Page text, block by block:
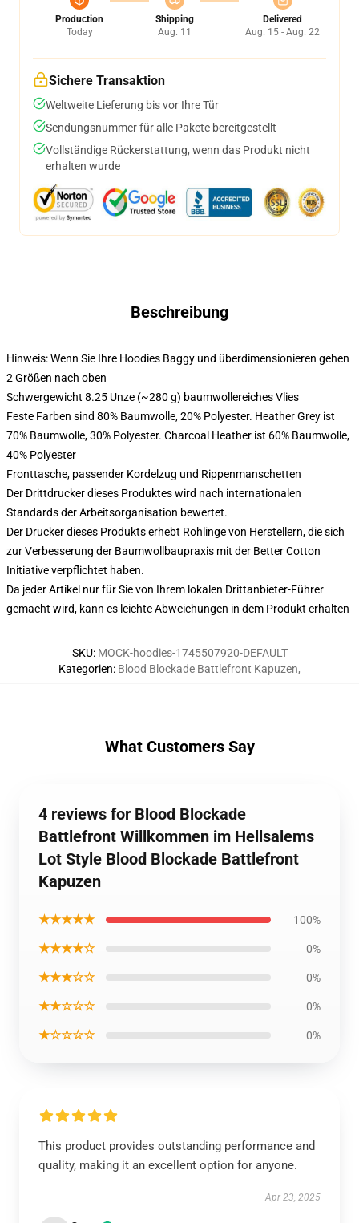
Production
Today
Shipping
Aug. 11
Delivered
Aug. 15 - Aug. 22
Sichere Transaktion
Weltweite Lieferung bis vor Ihre Tür
Sendungsnummer für alle Pakete bereitgestellt
Vollständige Rückerstattung, wenn das Produkt nicht
erhalten wurde
Beschreibung
Hinweis: Wenn Sie Ihre Hoodies Baggy und überdimensionieren gehen
2 Größen nach oben
Schwergewicht 8.25 Unze (~280 g) baumwollereiches Vlies
Feste Farben sind 80% Baumwolle, 20% Polyester. Heather Grey ist
70% Baumwolle, 30% Polyester. Charcoal Heather ist 60% Baumwolle,
40% Polyester
Fronttasche, passender Kordelzug und Rippenmanschetten
Der Drittdrucker dieses Produktes wird nach internationalen
Standards der Arbeitsorganisation bewertet.
Der Drucker dieses Produkts erhebt Rohlinge von Herstellern, die sich
zur Verbesserung der Baumwollbaupraxis mit der Better Cotton
Initiative verpflichtet haben.
Da jeder Artikel nur für Sie von Ihrem lokalen Drittanbieter-Führer
gemacht wird, kann es leichte Abweichungen in dem Produkt erhalten
SKU: MOCK-hoodies-1745507920-DEFAULT
Kategorien: Blood Blockade Battlefront Kapuzen,
What Customers Say
4 reviews for Blood Blockade
Battlefront Willkommen im Hellsalems
Lot Style Blood Blockade Battlefront
Kapuzen
★★★★★ 100%
★★★★☆ 0%
★★★☆☆ 0%
★★☆☆☆ 0%
★☆☆☆☆ 0%
This product provides outstanding performance and
quality, making it an excellent option for anyone.
Apr 23, 2025